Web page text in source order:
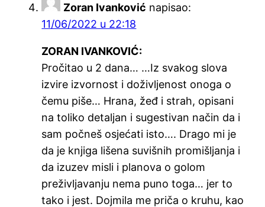
Zoran Ivanković napisao:
11/06/2022 u 22:18
ZORAN IVANKOVIĆ:
Pročitao u 2 dana… …Iz svakog slova
izvire izvornost i doživljenost onoga o
čemu piše… Hrana, žeđ i strah, opisani
na toliko detaljan i sugestivan način da i
sam počneš osjećati isto…. Drago mi je
da je knjiga lišena suvišnih promišljanja i
da izuzev misli i planova o golom
preživljavanju nema puno toga… jer to
tako i jest. Dojmila me priča o kruhu, kao